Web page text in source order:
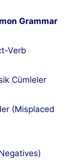
Grammar
Verb
Cümleler
(Misplaced